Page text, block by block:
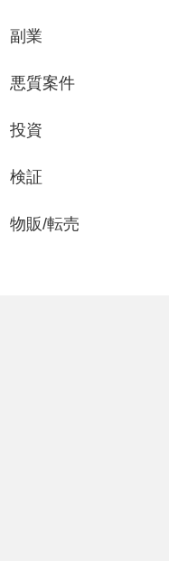
副業
悪質案件
投資
検証
物販/転売